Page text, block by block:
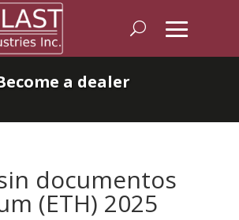
a dealer
documentos
(ETH) 2025